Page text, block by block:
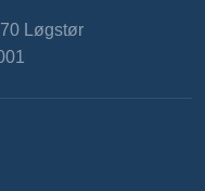
Løgstør​